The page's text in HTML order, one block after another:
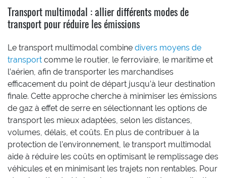
Transport multimodal : allier différents modes de
transport pour réduire les émissions
Le transport multimodal combine divers moyens de
transport comme le routier, le ferroviaire, le maritime et
l’aérien, afin de transporter les marchandises
efficacement du point de départ jusqu’à leur destination
finale. Cette approche cherche à minimiser les émissions
de gaz à effet de serre en sélectionnant les options de
transport les mieux adaptées, selon les distances,
volumes, délais, et coûts. En plus de contribuer à la
protection de l’environnement, le transport multimodal
aide à réduire les coûts en optimisant le remplissage des
véhicules et en minimisant les trajets non rentables. Pour